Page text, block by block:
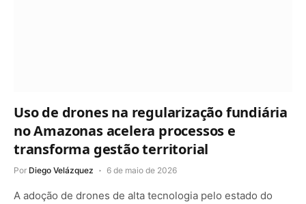
Uso de drones na regularização fundiária
no Amazonas acelera processos e
transforma gestão territorial
Por Diego Velázquez 6 de maio de 2026
A adoção de drones de alta tecnologia pelo estado do